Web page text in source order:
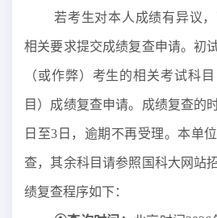
若考生对本人成绩有异议
相关要求提交成绩复查申请。初
（或作弊）考生的相关考试科
目）成绩复查申请。成绩复查的
日至3日，逾期不再受理。本单位
查，其余科目请参照国科大 网站
绩复查程序如下：